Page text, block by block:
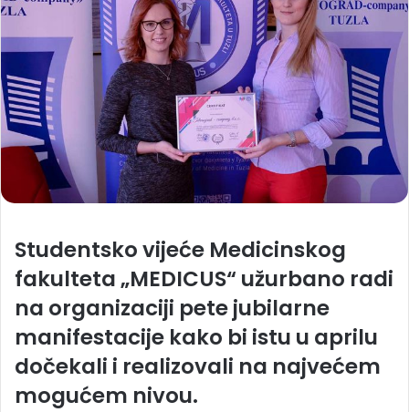
Studentsko vijeće Medicinskog
fakulteta „MEDICUS“ užurbano radi
na organizaciji pete jubilarne
manifestacije kako bi istu u aprilu
dočekali i realizovali na najvećem
mogućem nivou.